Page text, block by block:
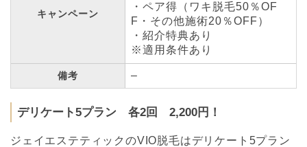
キャンペーン
・ペア得（ワキ脱毛50％OF
F・その他施術20％OFF）
・紹介特典あり
※適用条件あり
備考 –
デリケート5プラン 各2回 2,200円！
ジェイエステティックのVIO脱毛はデリケート5プラン